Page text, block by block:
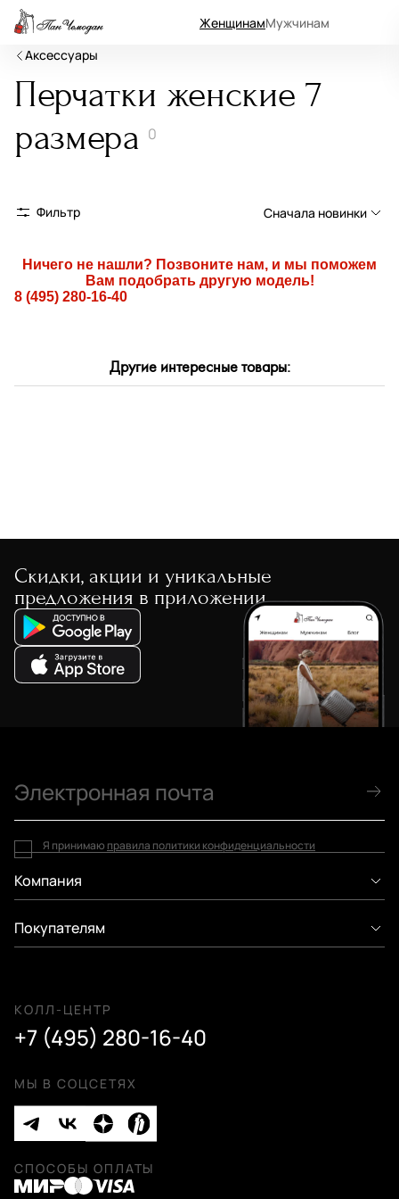
ЖенщинамМужчинам
Аксессуары
Перчатки женские 7
размера 0
Фильтр Сначала новинки
Сначала новинки
Сначала популярные
По размеру скидки
Ничего не нашли? Позвоните нам, и мы поможем
Вам подобрать другую модель!
8 (495) 280-16-40
Другие интересные товары:
Скидки, акции и уникальные
предложения в приложении
Компания
Покупателям
КОЛЛ-ЦЕНТР
+7 (495) 280-16-40
МЫ В СОЦСЕТЯХ
Я принимаю правила политики конфиденциальности
СПОСОБЫ ОПЛАТЫ